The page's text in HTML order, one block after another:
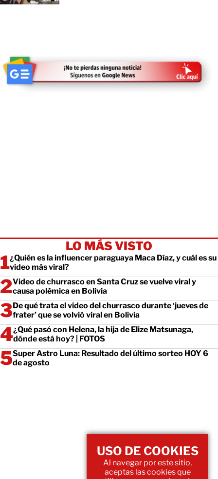
LO MÁS VISTO
¿Quién es la influencer paraguaya Maca Díaz, y cuál es su
video más viral?
Video de churrasco en Santa Cruz se vuelve viral y
causa polémica en Bolivia
De qué trata el video del churrasco durante ‘jueves de
frater’ que se volvió viral en Bolivia
¿Qué pasó con Helena, la hija de Elize Matsunaga,
dónde está hoy? | FOTOS
Super Astro Luna: Resultado del último sorteo HOY 6
de agosto
USO DE COOKIES
Al navegar por este sitio,
aceptas las cookies que